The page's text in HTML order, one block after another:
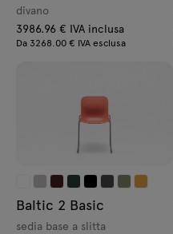
divano
3986.96 € IVA inclusa
Da 3268.00 € IVA esclusa
Baltic 2 Basic
sedia base a slitta